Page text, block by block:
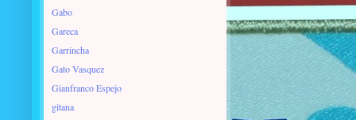
Gabo
Gareca
Garrincha
Gato Vasquez
Gianfranco Espejo
gitana